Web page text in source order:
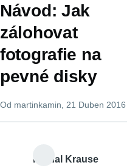
Návod: Jak
zálohovat
fotografie na
pevné disky
Od martinkamin , 21 Duben 2016
Michal Krause